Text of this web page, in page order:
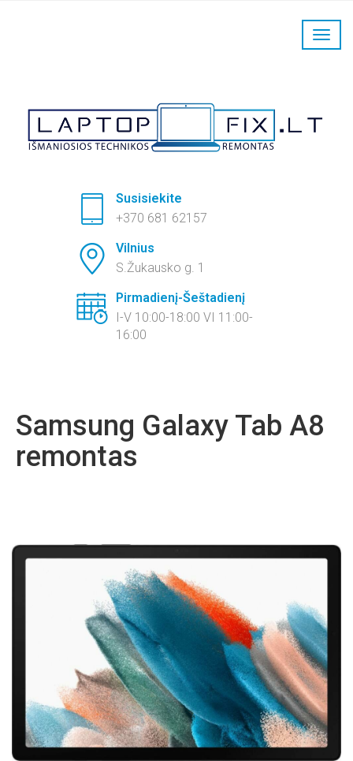
+370 681 62157
Susisiekite
+370 681 62157
Vilnius
S.Žukausko g. 1
Pirmadienį-Šeštadienį
I-V 10:00-18:00 VI 11:00-
16:00
Samsung Galaxy Tab A8
remontas